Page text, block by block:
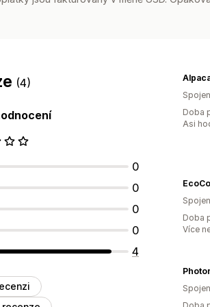
(4)
0
0
0
0
4
Doba
Asi
Doba
Více